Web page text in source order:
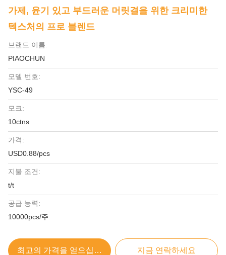
가제, 윤기 있고 부드러운 머릿결을 위한 크리미한
텍스처의 프로 블렌드
브랜드 이름:
PIAOCHUN
모델 번호:
YSC-49
모크:
10ctns
가격:
USD0.88/pcs
지불 조건:
t/t
공급 능력:
10000pcs/주
최고의 가격을 얻으십시오 지금 연락하세요